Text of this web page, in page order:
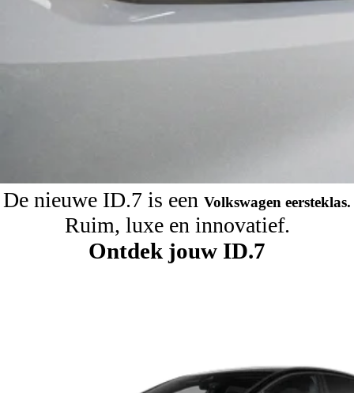
De nieuwe ID.7 is een Volkswagen eersteklas.
Ruim, luxe en innovatief.
Ontdek jouw ID.7